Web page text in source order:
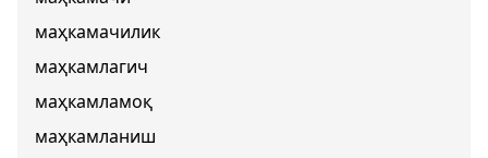
маҳкамачилик
маҳкамлагич
маҳкамламоқ
маҳкамланиш